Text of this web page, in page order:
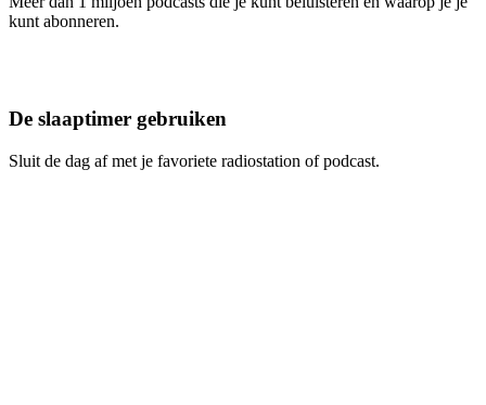
kunt abonneren.
De slaaptimer gebruiken
Sluit de dag af met je favoriete radiostation of podcast.